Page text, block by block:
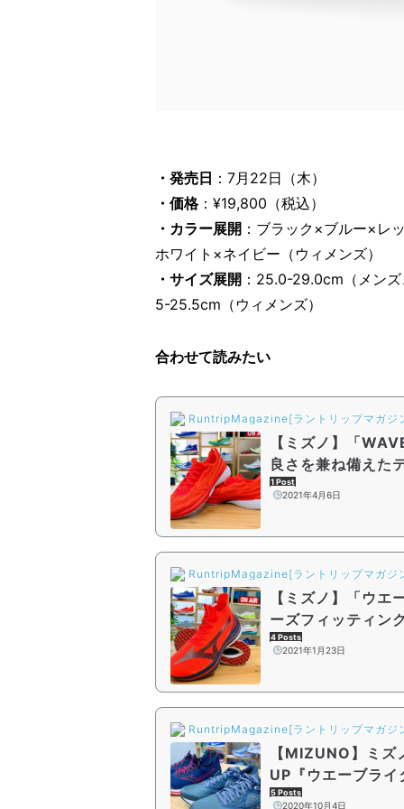
・発売日 ：7月22日（木）
・価格：¥19,800（税込）
・カラー展開 ：ブラック×ブルー×レ
ホワイト×ネイビー（ウィメンズ）
・サイズ展開 ：25.0-29.0cm（メン
5-25.5cm（ウィメンズ）
合わせて読みたい
RuntripMagazine[ラントリップマガジ
【ミズノ】「
良さを兼ね備えた
1 Post
2021年4月6日
RuntripMagazine[ラントリップマガジ
【ミズノ】「ウエ
ーズフィッティン
4 Posts
2021年1月23日
RuntripMagazine[ラントリップマガジ
【MIZUNO】ミ
UP『ウエーブラ
オ』の実力
5 Posts
2020年10月4日